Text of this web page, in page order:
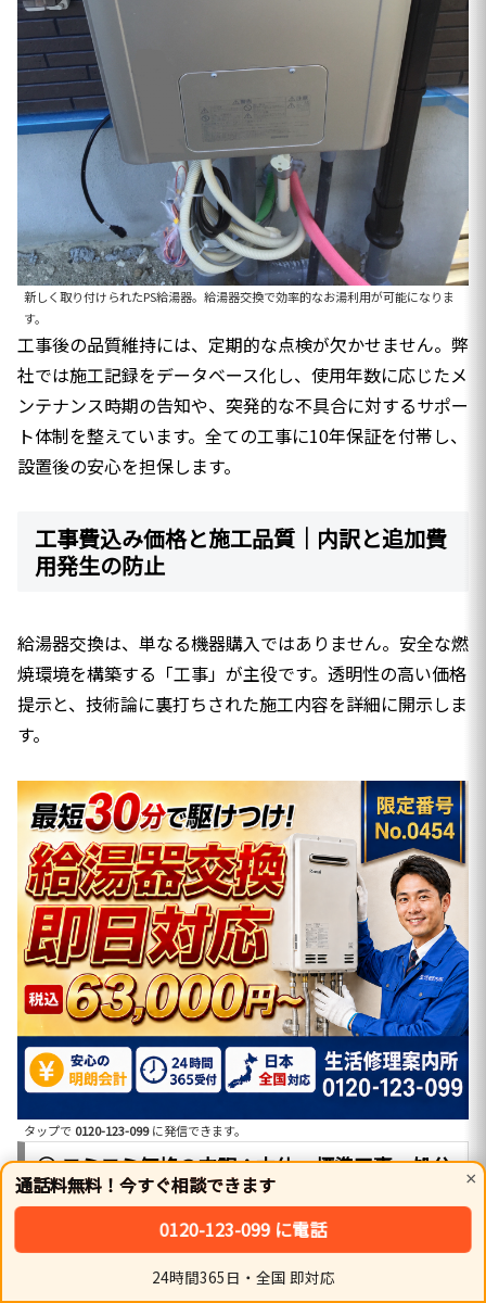
×
通話料無料！今すぐ相談できます
0120-123-099 に電話
24時間365日・全国 即対応
新しく取り付けられたPS給湯器。給湯器交換で効率的なお湯利用が可能になりま
す。
工事後の品質維持には、定期的な点検が欠かせません。弊
社では施工記録をデータベース化し、使用年数に応じたメ
ンテナンス時期の告知や、突発的な不具合に対するサポー
ト体制を整えています。全ての工事に10年保証を付帯し、
設置後の安心を担保します。
工事費込み価格と施工品質｜内訳と追加費
用発生の防止
給湯器交換は、単なる機器購入ではありません。安全な燃
焼環境を構築する「工事」が主役です。透明性の高い価格
提示と、技術論に裏打ちされた施工内容を詳細に開示しま
す。
タップで 0120-123-099に発信できます。
① コミコミ価格の内訳：本体・標準工事・処分
提示価格には「石油給湯器本体」「台所・浴室リモコンセ
ット」「標準配管接続」「既存機器の撤去・適正処分」が
シェア トップ